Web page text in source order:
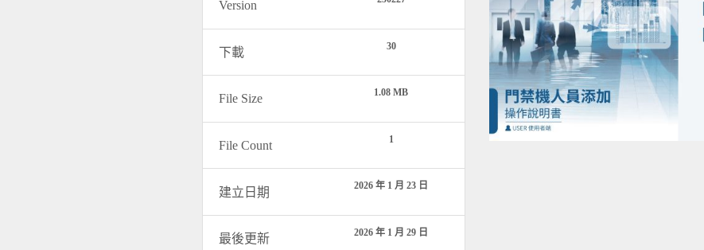
Version
下載 30
File Size 1.08 MB
File Count 1
建立日期 2026 年 1 月 23 日
最後更新 2026 年 1 月 29 日